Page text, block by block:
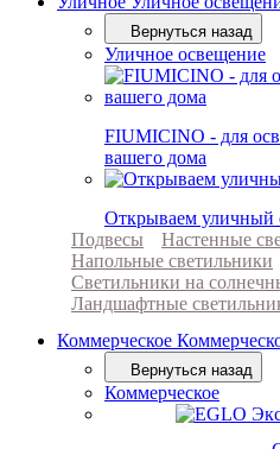
Вернуться назад
Уличное освещение
FIUMICINO - для
вашего дома
Открываем уличный
Подвесы
Настенные
Напольные светильники
Светильники на
Ландшафтные
Коммерческое
Вернуться назад
Коммерческое